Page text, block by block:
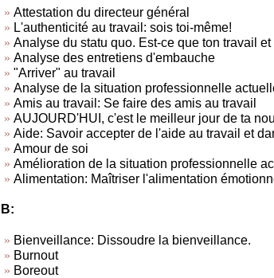
Attestation du directeur général
L'authenticité au travail: sois toi-même!
Analyse du statu quo. Est-ce que ton travail
Analyse des entretiens d'embauche
"Arriver" au travail
Analyse de la situation professionnelle
Amis au travail: Se faire des amis au travail
AUJOURD'HUI, c'est le meilleur jour de ta
Aide: Savoir accepter de l'aide au travail et
Amour de soi
Amélioration de la situation professionnelle
Alimentation: Maîtriser l'alimentation
B:
Bienveillance: Dissoudre la bienveillance.
Burnout
Boreout